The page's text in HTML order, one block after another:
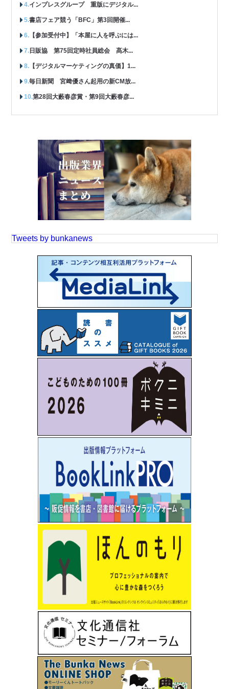
インプレスグループ 重版にデジタル...
書店フェア競う「BFC」第3回開催...
【参加受付中】「本屋に人を呼ぶには...
日販協 第75回定時社員総会 髙木...
【デジタルマーケティングの真価】1...
毎日新聞 宮﨑優さん起用の新CM放...
第28回大藪春彦賞・第9回大藪春彦...
Tweets by bunkanews